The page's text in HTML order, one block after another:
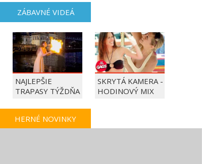
ZÁBAVNÉ VIDEÁ
NAJLEPŠIE
TRAPASY TÝŽDŇA
SKRYTÁ KAMERA -
HODINOVÝ MIX
HERNÉ NOVINKY